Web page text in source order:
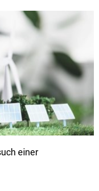
einer